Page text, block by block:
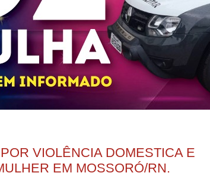
VIOLÊNCIA DOMESTICA E
EM MOSSORÓ/RN.